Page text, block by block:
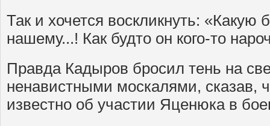
Так и хочется воскликнуть:
нашему...! Как будто он кого-то
Правда Кадыров бросил тень на
ненавистными москалями, сказав,
известно об участии Яценюка в